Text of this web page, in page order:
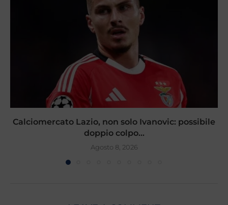
Calciomercato Lazio, non solo Ivanovic: possibile
doppio colpo...
Agosto 8, 2026